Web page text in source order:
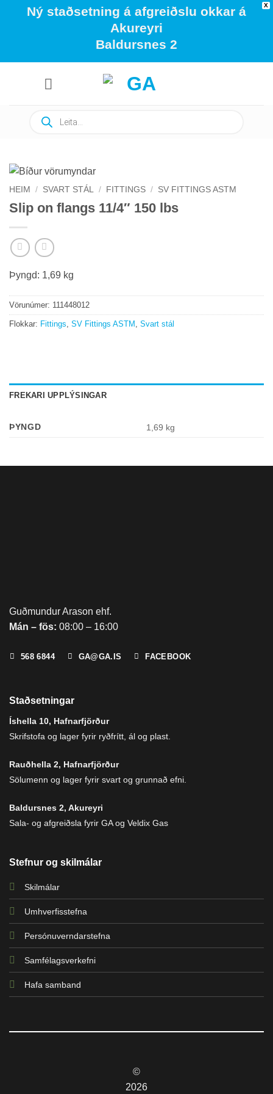
X
Ný staðsetning á afgreiðslu okkar á
Akureyri
Baldursnes 2
search
HEIM / SVART STÁL / FITTINGS / SV FITTINGS ASTM
Slip on flangs 11/4″ 150 lbs
Þyngd: 1,69 kg
Vörunúmer: 111448012
Flokkar: Fittings SV Fittings ASTM Svart stál
FREKARI UPPLÝSINGAR
ÞYNGD 1,69 kg
Guðmundur Arason ehf.
Mán – fös: 08:00 – 16:00
568 6844 GA@GA.IS FACEBOOK
Staðsetningar
Íshella 10, Hafnarfjörður
Skrifstofa og lager fyrir ryðfrítt, ál og plast.
Rauðhella 2, Hafnarfjörður
Sölumenn og lager fyrir svart og grunnað efni.
Baldursnes 2, Akureyri
Sala- og afgreiðsla fyrir GA og Veldix Gas
Stefnur og skilmálar
Skilmálar
Umhverfisstefna
Persónuverndarstefna
Samfélagsverkefni
Hafa samband
©
2026